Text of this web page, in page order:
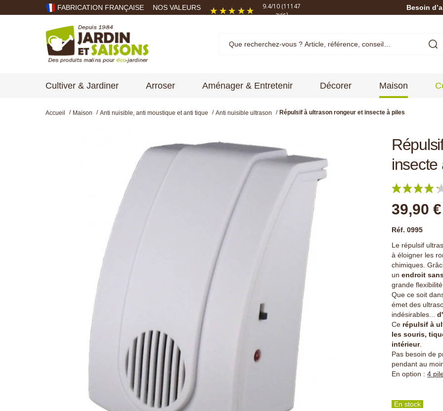
FABRICATION FRANÇAISE NOS VALEURS
avis)
Besoin
Cultiver & Jardiner Arroser Aménager & Entretenir Décorer Maison
Accueil Maison Anti nuisible, anti moustique et anti tique Anti nuisible ultrason Répulsif à ultrason rongeur et insecte à piles
insecte
39,90 €
Réf. 0995
Le répulsif
à éloigner les
chimiques.
un endroit
grande
Que ce soit
émet des
indésirables...
Ce répulsif à
les souris,
intérieur.
Pas besoin de
pendant au
En option : 4
En stock